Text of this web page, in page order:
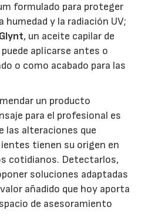
formulado para proteger
humedad y la radiación UV;
, un aceite capilar de
aplicarse antes o
o como acabado para las
un producto
para el profesional es
las alteraciones que
tienen su origen en
cotidianos. Detectarlos,
soluciones adaptadas
añadido que hoy aporta
de asesoramiento